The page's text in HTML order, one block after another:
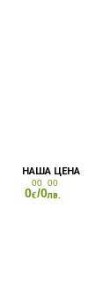
0
00
€/0
00
лв.